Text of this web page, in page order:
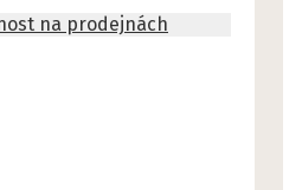
na prodejnách